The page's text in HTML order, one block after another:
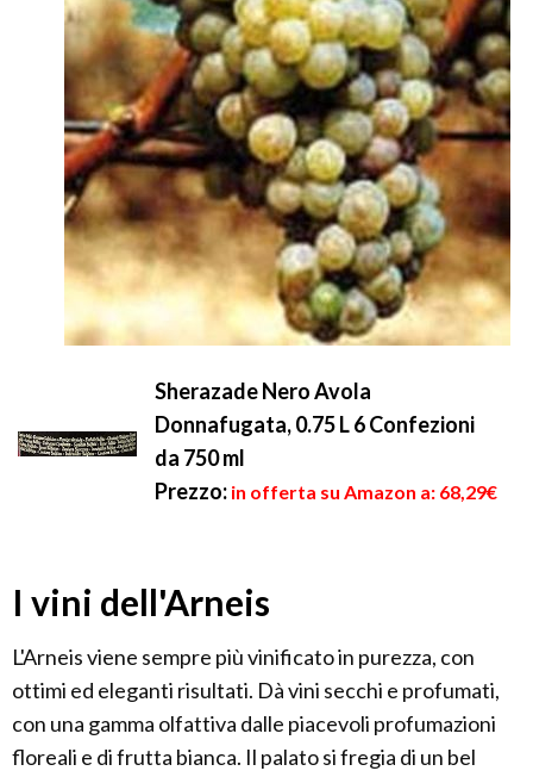
Sherazade Nero Avola
Donnafugata, 0.75 L 6 Confezioni
da 750 ml
Prezzo: in offerta su Amazon a: 68,29€
I vini dell'Arneis
L'Arneis viene sempre più vinificato in purezza, con
ottimi ed eleganti risultati. Dà vini secchi e profumati,
con una gamma olfattiva dalle piacevoli profumazioni
floreali e di frutta bianca. Il palato si fregia di un bel